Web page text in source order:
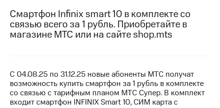
Тарифы
Услуги
Семейная
группа
Заказать
Акции
Скидка 30%
на связь
RED,
РИИЛ
и МТС
Супер
Смартфон Infinix smart 10 в комплекте со
связью всего за 1 рубль. Приобретайте в
магазине МТС или на сайте shop.mts
С 04.08.25 по 31.12.25 новые абоненты МТС получат
возможность купить смартфон за 1 рубль в комплекте
со связью с тарифным планом МТС Супер. В комплект
входит смартфон INFINIX Smart 10, СИМ карта с